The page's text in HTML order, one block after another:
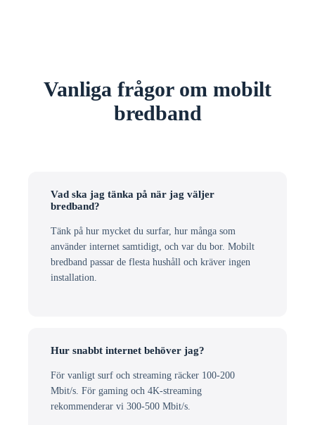
Vanliga frågor om mobilt
bredband
Vad ska jag tänka på när jag väljer
bredband?
Tänk på hur mycket du surfar, hur många som
använder internet samtidigt, och var du bor. Mobilt
bredband passar de flesta hushåll och kräver ingen
installation.
Hur snabbt internet behöver jag?
För vanligt surf och streaming räcker 100-200
Mbit/s. För gaming och 4K-streaming
rekommenderar vi 300-500 Mbit/s.